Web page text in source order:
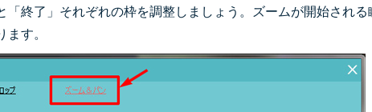
「終了」それぞれの枠を調整しましょう。ズームが開始される
す。